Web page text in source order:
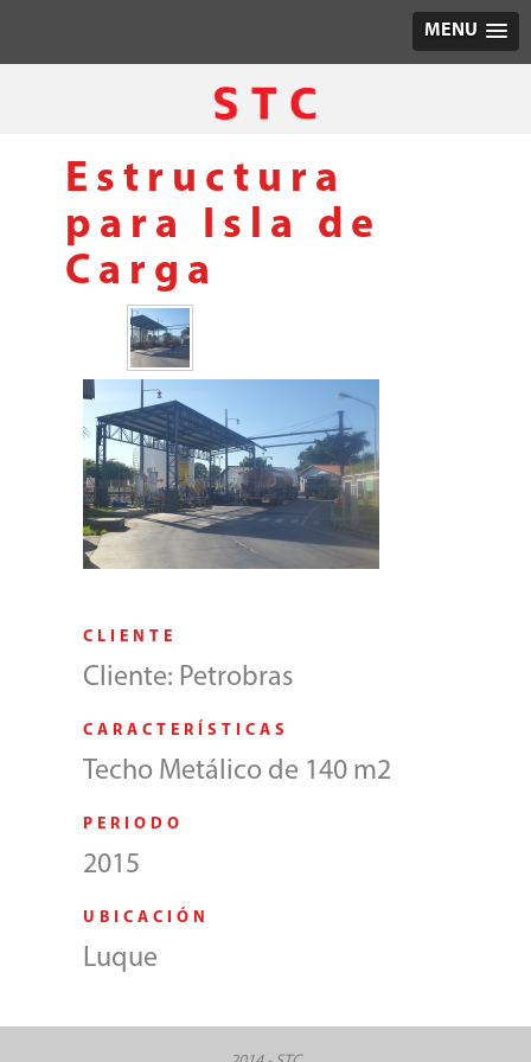
MENU
Estructura
para Isla de
Carga
CLIENTE
Cliente: Petrobras
CARACTERÍSTICAS
Techo Metálico de 140 m2
PERIODO
2015
UBICACIÓN
Luque